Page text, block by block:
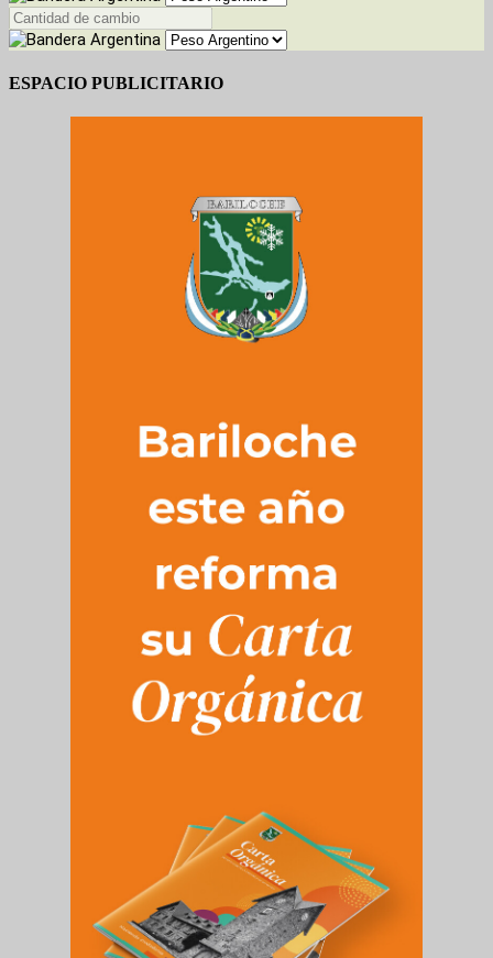
ESPACIO PUBLICITARIO